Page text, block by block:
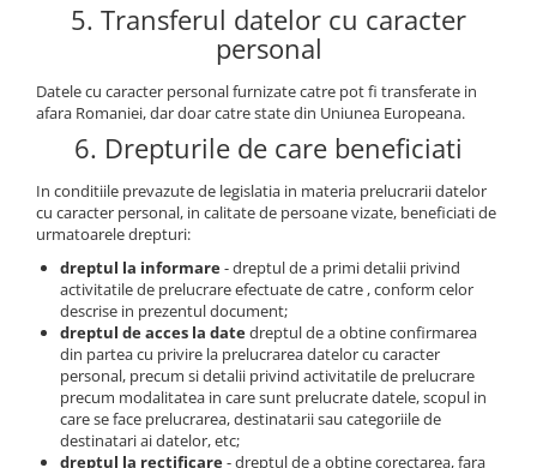
5. Transferul datelor cu caracter
personal
Datele cu caracter personal furnizate catre pot fi transferate in
afara Romaniei, dar doar catre state din Uniunea Europeana.
6. Drepturile de care beneficiati
In conditiile prevazute de legislatia in materia prelucrarii datelor
cu caracter personal, in calitate de persoane vizate, beneficiati de
urmatoarele drepturi:
dreptul la informare- dreptul de a primi detalii privind
activitatile de prelucrare efectuate de catre , conform celor
descrise in prezentul document;
dreptul de acces la datedreptul de a obtine confirmarea
din partea cu privire la prelucrarea datelor cu caracter
personal, precum si detalii privind activitatile de prelucrare
precum modalitatea in care sunt prelucrate datele, scopul in
care se face prelucrarea, destinatarii sau categoriile de
destinatari ai datelor, etc;
dreptul la rectificare- dreptul de a obtine corectarea, fara